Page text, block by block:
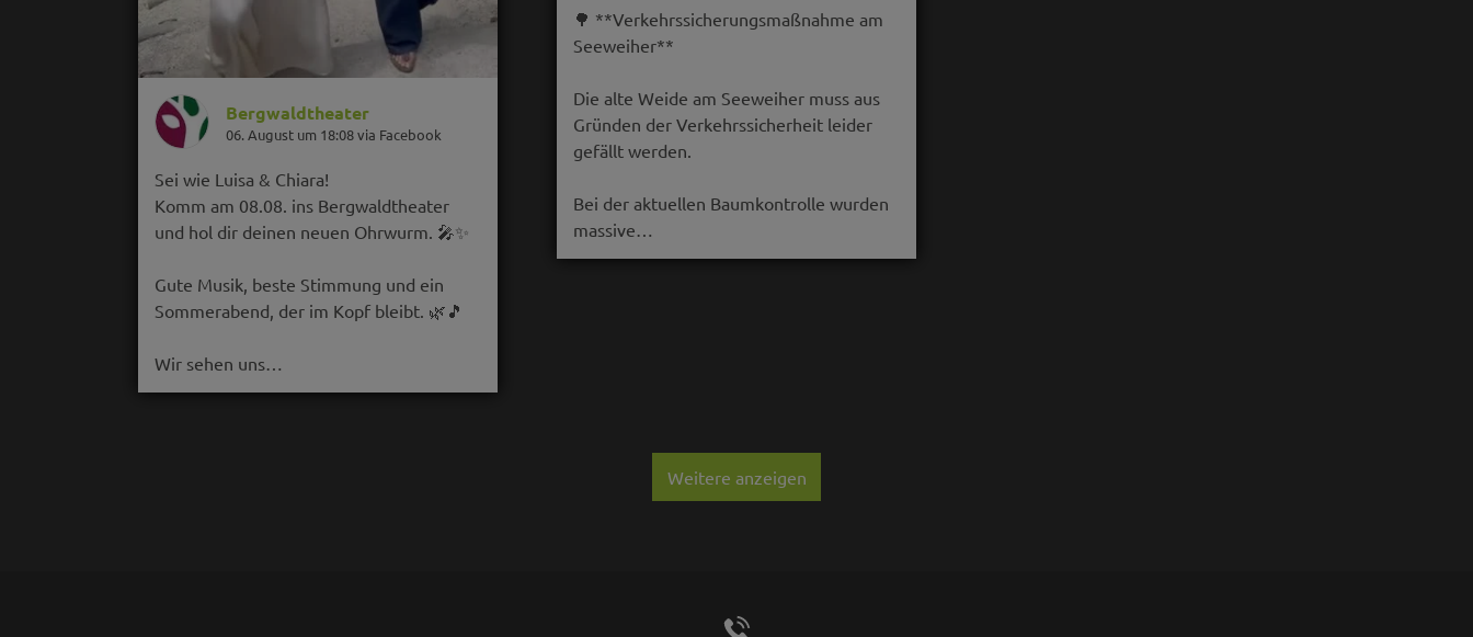
Bergwaldtheater
06. August um 18:08 via Facebook
Sei wie Luisa & Chiara!
Komm am 08.08. ins Bergwaldtheater
und hol dir deinen neuen Ohrwurm. 🎤✨
Gute Musik, beste Stimmung und ein
Sommerabend, der im Kopf bleibt. 🌿🎵
Wir sehen uns…
🌳 **Verkehrssicherungsmaßnahme am
Seeweiher**
Die alte Weide am Seeweiher muss aus
Gründen der Verkehrssicherheit leider
gefällt werden.
Bei der aktuellen Baumkontrolle wurden
massive…
Weitere anzeigen